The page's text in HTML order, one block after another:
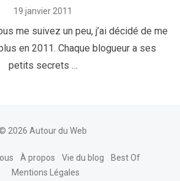
Posted
19 janvier 2011
me suivez un peu, j’ai décidé de me
en 2011. Chaque blogueur a ses
petits secrets …
2026 Autour du Web
À propos Vie du blog
Best Of
Mentions Légales